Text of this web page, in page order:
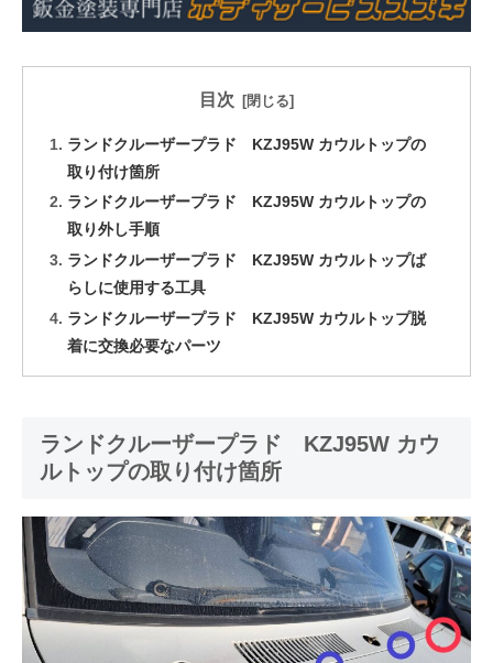
目次
ランドクルーザープラド KZJ95W カウルトップの
取り付け箇所
ランドクルーザープラド KZJ95W カウルトップの
取り外し手順
ランドクルーザープラド KZJ95W カウルトップば
らしに使用する工具
ランドクルーザープラド KZJ95W カウルトップ脱
着に交換必要なパーツ
ランドクルーザープラド KZJ95W カウ
ルトップの取り付け箇所